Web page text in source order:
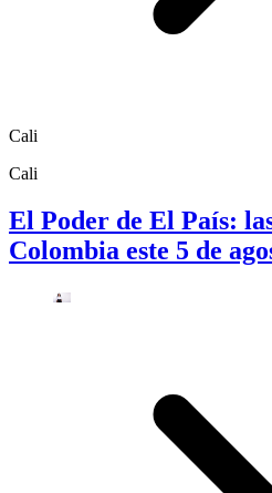
Cali
Cali
El Poder de El País:
Colombia este 5 de